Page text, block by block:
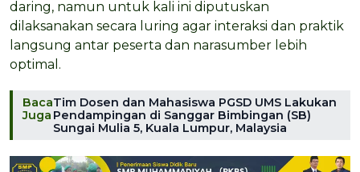
daring, namun untuk kali ini diputuskan
dilaksanakan secara luring agar interaksi dan praktik
langsung antar peserta dan narasumber lebih
optimal.
Baca
Juga
Tim Dosen dan Mahasiswa PGSD UMS Lakukan
Pendampingan di Sanggar Bimbingan (SB)
Sungai Mulia 5, Kuala Lumpur, Malaysia